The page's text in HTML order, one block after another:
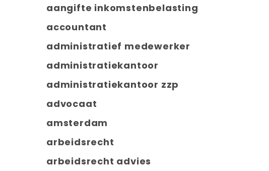
aangifte inkomstenbelasting
accountant
administratief medewerker
administratiekantoor
administratiekantoor zzp
advocaat
amsterdam
arbeidsrecht
arbeidsrecht advies